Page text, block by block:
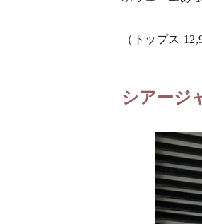
（トップス
シアージ